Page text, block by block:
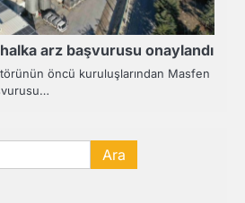
arz başvurusu onaylandı
öncü kuruluşlarından Masfen